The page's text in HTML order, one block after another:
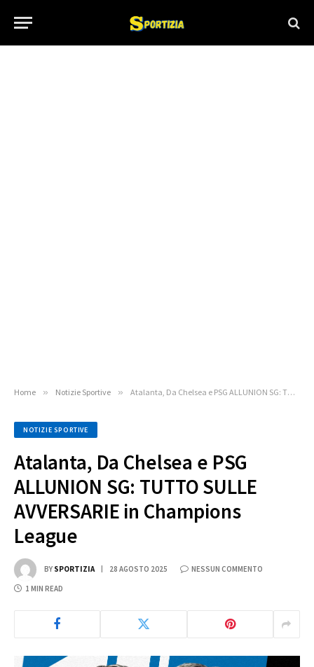
Home » Notizie Sportive » Atalanta, Da Chelsea e PSG ALLUNION SG: TUTTO SULLE AVVERSARIE in Champions League
NOTIZIE SPORTIVE
Atalanta, Da Chelsea e PSG
ALLUNION SG: TUTTO SULLE
AVVERSARIE in Champions
League
BY SPORTIZIA 28 AGOSTO 2025 NESSUN COMMENTO
1 MIN READ